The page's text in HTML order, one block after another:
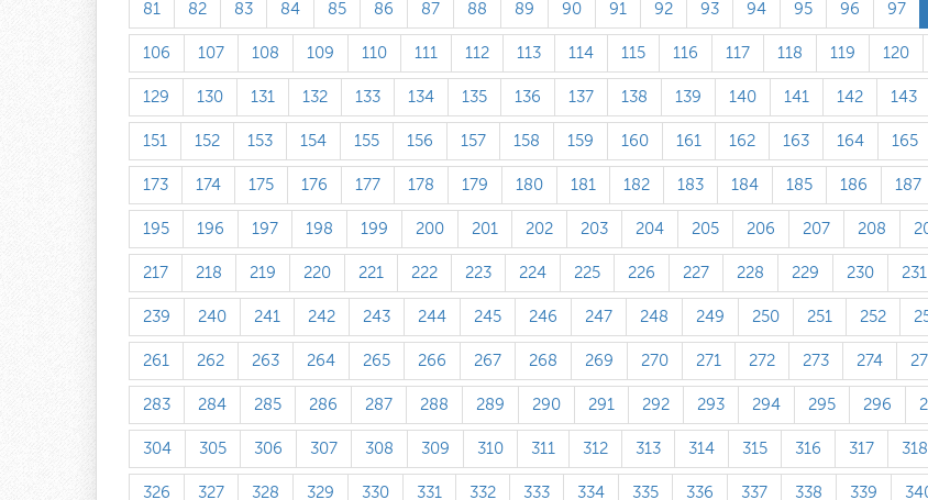
81 82 83 84 85 86 87 88 89 90 91 92 93 94 95 96 97
106 107 108 109 110 111 112 113 114 115 116 117 118 119 120
129 130 131 132 133 134 135 136 137 138 139 140 141 142 143
151 152 153 154 155 156 157 158 159 160 161 162 163 164 165
173 174 175 176 177 178 179 180 181 182 183 184 185 186 187
195 196 197 198 199 200 201 202 203 204 205 206 207 208
217 218 219 220 221 222 223 224 225 226 227 228 229 230 231
239 240 241 242 243 244 245 246 247 248 249 250 251 252
261 262 263 264 265 266 267 268 269 270 271 272 273 274
283 284 285 286 287 288 289 290 291 292 293 294 295 296
304 305 306 307 308 309 310 311 312 313 314 315 316 317 318
326 327 328 329 330 331 332 333 334 335 336 337 338 339